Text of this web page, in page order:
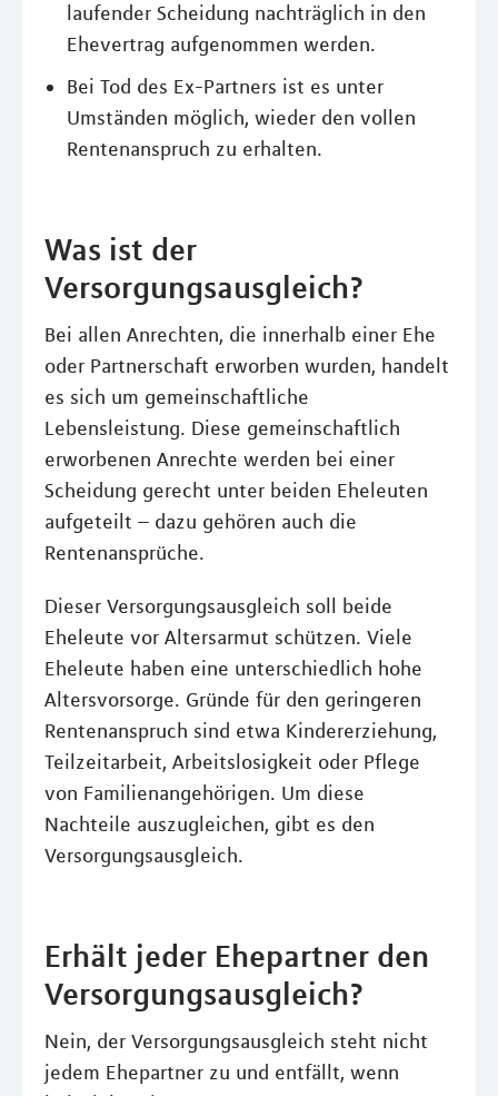
laufender Scheidung nachträglich in den
Ehevertrag aufgenommen werden.
Bei Tod des Ex-Partners ist es unter
Umständen möglich, wieder den vollen
Rentenanspruch zu erhalten.
Was ist der
Versorgungsausgleich?
Bei allen Anrechten, die innerhalb einer Ehe
oder Partnerschaft erworben wurden, handelt
es sich um gemeinschaftliche
Lebensleistung. Diese gemeinschaftlich
erworbenen Anrechte werden bei einer
Scheidung gerecht unter beiden Eheleuten
aufgeteilt – dazu gehören auch die
Rentenansprüche.
Dieser Versorgungsausgleich soll beide
Eheleute vor Altersarmut schützen. Viele
Eheleute haben eine unterschiedlich hohe
Altersvorsorge. Gründe für den geringeren
Rentenanspruch sind etwa Kindererziehung,
Teilzeitarbeit, Arbeitslosigkeit oder Pflege
von Familienangehörigen. Um diese
Nachteile auszugleichen, gibt es den
Versorgungsausgleich.
Erhält jeder Ehepartner den
Versorgungsausgleich?
Nein, der Versorgungsausgleich steht nicht
jedem Ehepartner zu und entfällt, wenn